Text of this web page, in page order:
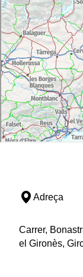
Adreça
Carrer,
el Gironès,